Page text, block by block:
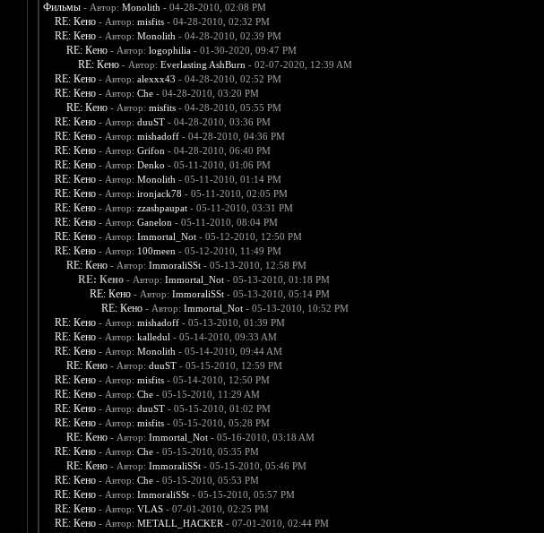
Фильмы - Автор: Monolith - 04-28-2010, 02:08 PM
RE: Кено - Автор: misfits- 04-28-2010, 02:32 PM
RE: Кено - Автор: Monolith - 04-28-2010, 02:39 PM
RE: Кено - Автор: logophilia- 01-30-2020, 09:47 PM
RE: Кено - Автор: Everlasting AshBurn - 02-07-2020, 12:39 AM
RE: Кено - Автор: alexxx43 - 04-28-2010, 02:52 PM
RE: Кено - Автор: Che- 04-28-2010, 03:20 PM
RE: Кено - Автор: misfits- 04-28-2010, 05:55 PM
RE: Кено - Автор: duuST- 04-28-2010, 03:36 PM
RE: Кено - Автор: mishadoff- 04-28-2010, 04:36 PM
RE: Кено - Автор: Grifon - 04-28-2010, 06:40 PM
RE: Кено - Автор: Denko - 05-11-2010, 01:06 PM
RE: Кено - Автор: Monolith - 05-11-2010, 01:14 PM
RE: Кено - Автор: ironjack78 - 05-11-2010, 02:05 PM
RE: Кено - Автор: zzashpaupat- 05-11-2010, 03:31 PM
RE: Кено - Автор: Ganelon - 05-11-2010, 08:04 PM
RE: Кено - Автор: Immortal_Not- 05-12-2010, 12:50 PM
RE: Кено - Автор: 100meen - 05-12-2010, 11:49 PM
RE: Кено - Автор: ImmoraliSSt- 05-13-2010, 12:58 PM
RE: Кено - Автор: Immortal_Not- 05-13-2010, 01:18 PM
RE: Кено - Автор: ImmoraliSSt- 05-13-2010, 05:14 PM
RE: Кено - Автор: Immortal_Not- 05-13-2010, 10:52 PM
RE: Кено - Автор: mishadoff- 05-13-2010, 01:39 PM
RE: Кено - Автор: kalledul - 05-14-2010, 09:33 AM
RE: Кено - Автор: Monolith - 05-14-2010, 09:44 AM
RE: Кено - Автор: duuST- 05-15-2010, 12:59 PM
RE: Кено - Автор: misfits- 05-14-2010, 12:50 PM
RE: Кено - Автор: Che- 05-15-2010, 11:29 AM
RE: Кено - Автор: duuST- 05-15-2010, 01:02 PM
RE: Кено - Автор: misfits- 05-15-2010, 05:28 PM
RE: Кено - Автор: Immortal_Not- 05-16-2010, 03:18 AM
RE: Кено - Автор: Che- 05-15-2010, 05:35 PM
RE: Кено - Автор: ImmoraliSSt- 05-15-2010, 05:46 PM
RE: Кено - Автор: Che- 05-15-2010, 05:53 PM
RE: Кено - Автор: ImmoraliSSt- 05-15-2010, 05:57 PM
RE: Кено - Автор: VLAS- 07-01-2010, 02:25 PM
RE: Кено - Автор: METALL_HACKER - 07-01-2010, 02:44 PM